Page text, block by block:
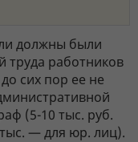
должны были
труда работников
сих пор ее не
(5-10 тыс. руб.
— для юр. лиц).